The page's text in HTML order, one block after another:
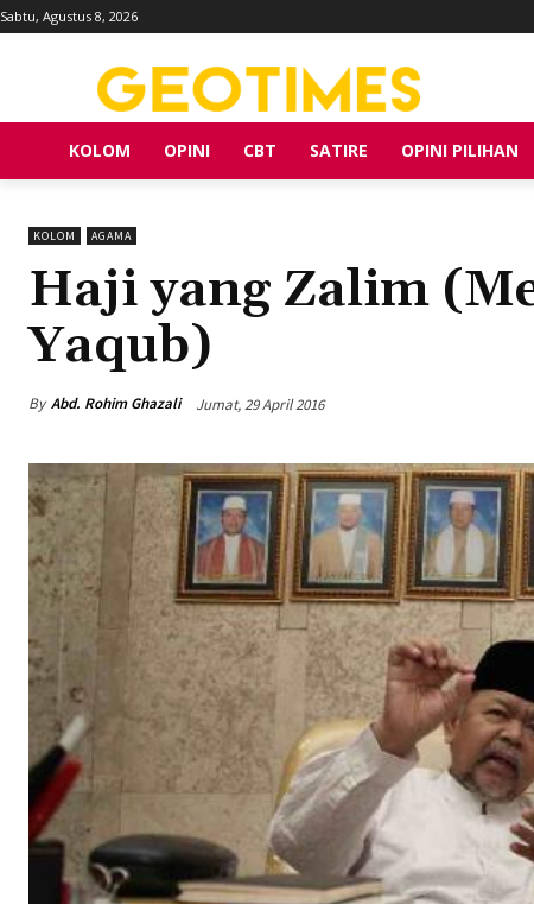
Sabtu, Agustus 8, 2026
KOLOM OPINI CBT SATIRE OPINI PILIHAN
KOLOM AGAMA
Haji yang Zalim
Yaqub)
By Abd. Rohim Ghazali Jumat, 29 April 2016